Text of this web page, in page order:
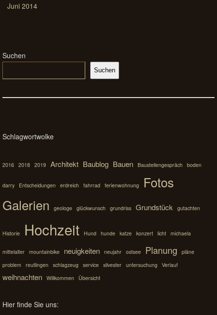
Juni 2014
Suchen
Suchen
Schlagwortwolke
2016 2018 2019 Architekt Baublog Bauen Baustellengespräch boden
darry Entscheidungen erdreich fahrrad ferienwohnung
Fotos
Galerien
geologe glückwunsch grundriss Grundstück gutachten
Historie Hochzeit Hund hunde katze konzert licht michaela
mittelalter mountainbike neuigkeiten neujahr ostsee Planung
pläne
problem
reutlingen schlagzeug service silvester untersuchung Verlauf
weihnachten Willkommen Übersicht
Hier finde Sie uns: